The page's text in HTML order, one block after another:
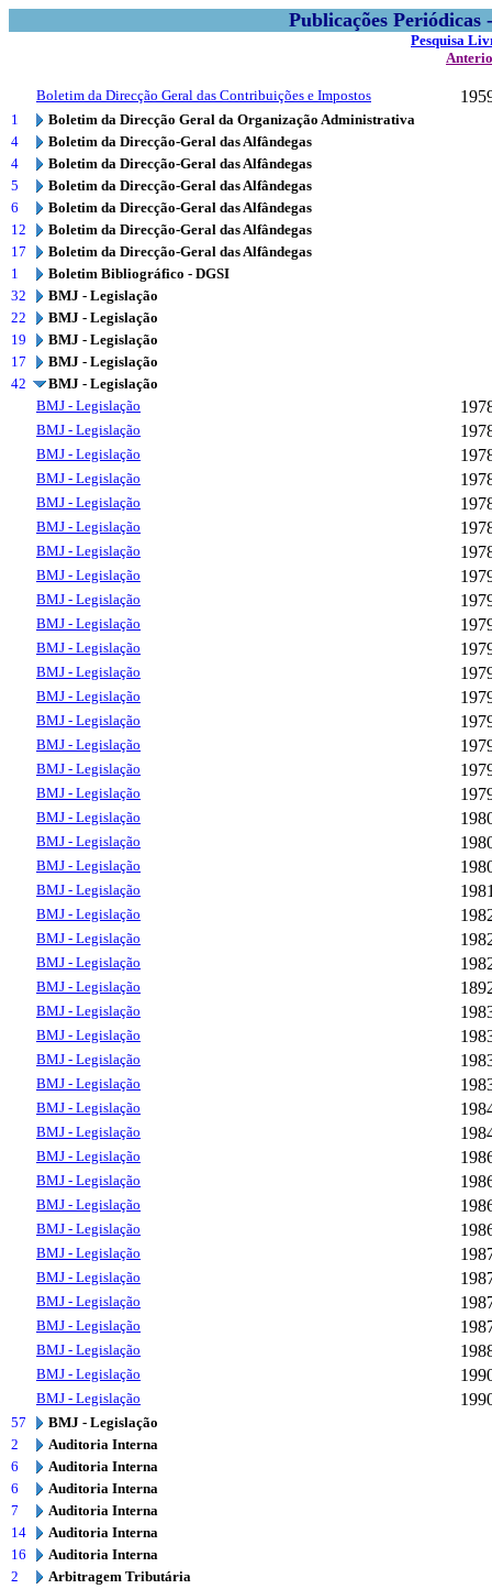
Publicações
Pesquisa
Boletim da Direcção Geral das Contribuições e Impostos
1
Boletim da Direcção Geral da Organização Administrativa
4
Boletim da Direcção-Geral das Alfândegas
4
Boletim da Direcção-Geral das Alfândegas
5
Boletim da Direcção-Geral das Alfândegas
6
Boletim da Direcção-Geral das Alfândegas
12
Boletim da Direcção-Geral das Alfândegas
17
Boletim da Direcção-Geral das Alfândegas
1
Boletim Bibliográfico - DGSI
32
BMJ - Legislação
22
BMJ - Legislação
19
BMJ - Legislação
17
BMJ - Legislação
42
BMJ - Legislação
BMJ - Legislação
BMJ - Legislação
BMJ - Legislação
BMJ - Legislação
BMJ - Legislação
BMJ - Legislação
BMJ - Legislação
BMJ - Legislação
BMJ - Legislação
BMJ - Legislação
BMJ - Legislação
BMJ - Legislação
BMJ - Legislação
BMJ - Legislação
BMJ - Legislação
BMJ - Legislação
BMJ - Legislação
BMJ - Legislação
BMJ - Legislação
BMJ - Legislação
BMJ - Legislação
BMJ - Legislação
BMJ - Legislação
BMJ - Legislação
BMJ - Legislação
BMJ - Legislação
BMJ - Legislação
BMJ - Legislação
BMJ - Legislação
BMJ - Legislação
BMJ - Legislação
BMJ - Legislação
BMJ - Legislação
BMJ - Legislação
BMJ - Legislação
BMJ - Legislação
BMJ - Legislação
BMJ - Legislação
BMJ - Legislação
BMJ - Legislação
BMJ - Legislação
BMJ - Legislação
57
BMJ - Legislação
2
Auditoria Interna
6
Auditoria Interna
6
Auditoria Interna
7
Auditoria Interna
14
Auditoria Interna
16
Auditoria Interna
2
Arbitragem Tributária